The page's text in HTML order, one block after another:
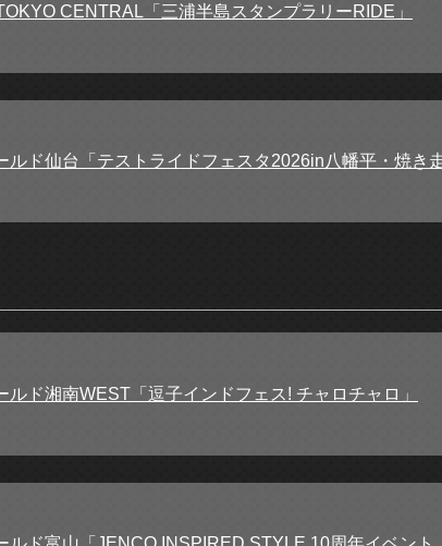
CENTRAL「三浦半島スタンプラリーRIDE」
ルド仙台「テストライドフェスタ2026in八幡平・焼き走
ルド湘南WEST「逗子インドフェス! チャロチャロ」